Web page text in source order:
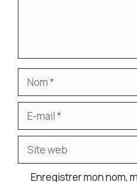
mail
web
Enregistrer mon nom,